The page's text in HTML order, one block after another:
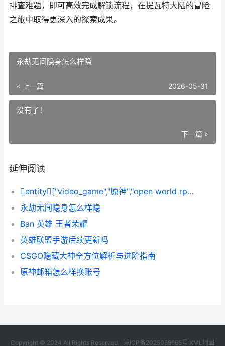
排查难题，即可高效完成解锁流程，在提瓦特大陆的冒险
之旅中取得更深入的探索成果。
永劫无间隐身怎么样隐
« 上一篇 2026-05-31
没有了！
下一篇 »
延伸阅读
entity["video_game","原神","open world rpg 2026"]词中宅邸怎么样解锁
永劫无间隐身怎么样隐
Ban 英雄 王者荣耀
英雄联盟手游后续更新吗
CSGO隐藏大神全方位解析与进阶指南
原神邮箱怎么样换账号
Copyright © 2024 All Rights Reserved. 琼ICP备2025059665号 XML地图